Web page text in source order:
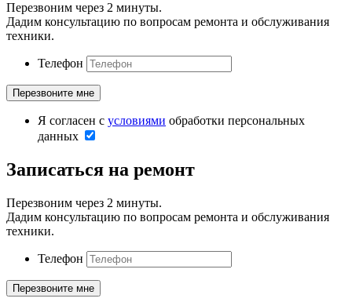
Перезвоним через 2 минуты.
Дадим консультацию по вопросам ремонта и обслуживания
техники.
Телефон
Я согласен с условиями обработки персональных
данных
Записаться на ремонт
Перезвоним через 2 минуты.
Дадим консультацию по вопросам ремонта и обслуживания
техники.
Телефон